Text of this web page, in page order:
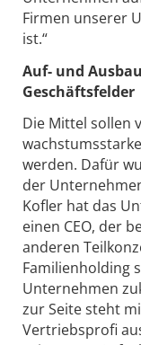
Firmen unserer
ist.“
Auf- und
Geschäftsfelder
Die Mittel sollen
werden. Dafür
der
Kofler hat das
einen CEO, der
anderen
Familienholding
Unternehmen
zur Seite steht
Vertriebsprofi